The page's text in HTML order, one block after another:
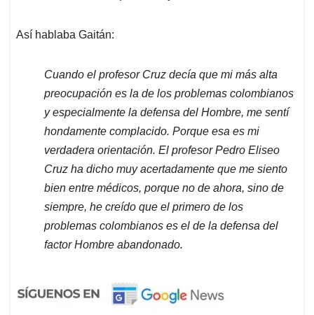
Así hablaba Gaitán:
Cuando el profesor Cruz decía que mi más alta
preocupación es la de los problemas colombianos
y especialmente la defensa del Hombre, me sentí
hondamente complacido. Porque esa es mi
verdadera orientación. El profesor Pedro Eliseo
Cruz ha dicho muy acertadamente que me siento
bien entre médicos, porque no de ahora, sino de
siempre, he creído que el primero de los
problemas colombianos es el de la defensa del
factor Hombre abandonado.